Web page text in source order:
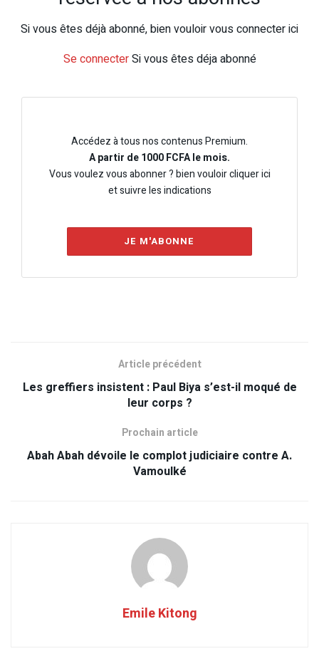
Si vous êtes déjà abonné, bien vouloir vous connecter ici
Se connecterSi vous êtes déja abonné
Accédez à tous nos contenus Premium.
A partir de 1000 FCFA le mois.
Vous voulez vous abonner ? bien vouloir cliquer ici
et suivre les indications
JE M'ABONNE
Article précédent
Les greffiers insistent : Paul Biya s’est-il moqué de
leur corps ?
Prochain article
Abah Abah dévoile le complot judiciaire contre A.
Vamoulké
Emile Kitong